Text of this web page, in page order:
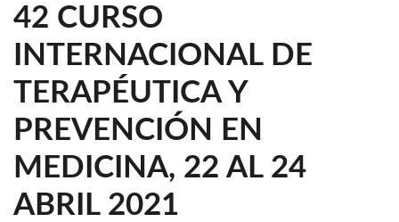
42 CURSO
INTERNACIONAL DE
TERAPÉUTICA Y
PREVENCIÓN EN
MEDICINA, 22 AL 24
ABRIL 2021